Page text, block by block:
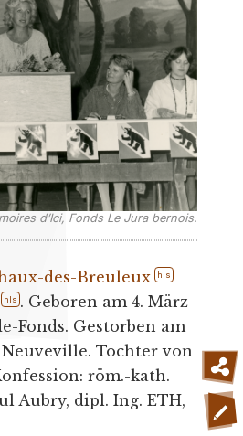
d’Ici, Fonds Le Jura bernois.
des-Breuleux hls
hls . Geboren am 4. März
Fonds. Gestorben am
Tochter von
röm.-kath.
Aubry, dipl. Ing. ETH,